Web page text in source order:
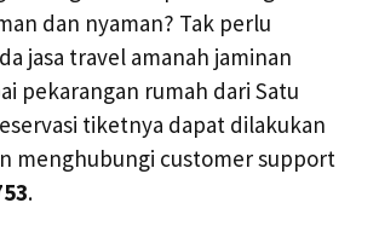
dan nyaman? Tak perlu
jasa travel amanah jaminan
pekarangan rumah dari Satu
tiketnya dapat dilakukan
menghubungi customer support
.